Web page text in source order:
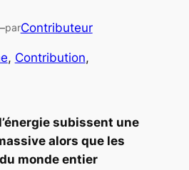
parContributeur
, Contribution
subissent une
alors que les
monde entier